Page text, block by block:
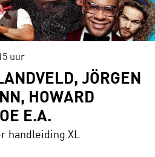
JÖRGEN
HOWARD
E.A.
handleiding XL
uur